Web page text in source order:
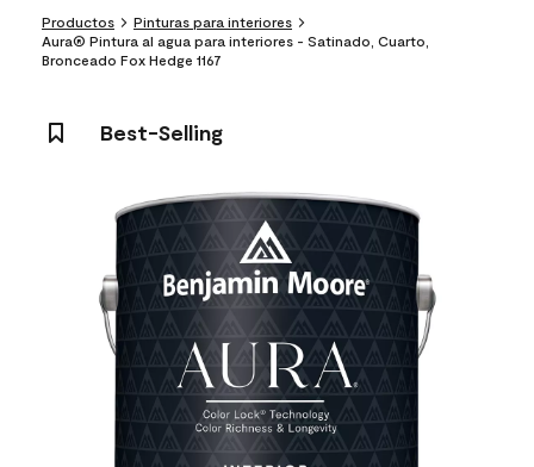
Productos
Pinturas para interiores
Aura® Pintura al agua para interiores - Satinado, Cuarto,
Bronceado Fox Hedge 1167
Best-Selling